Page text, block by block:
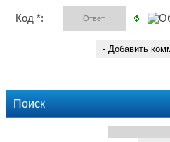
Код *:
Поиск